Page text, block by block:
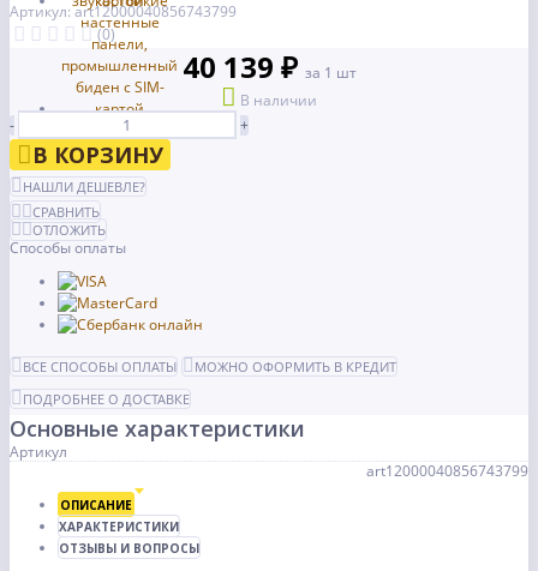
Артикул: art12000040856743799
(0)
40 139 ₽ за 1 шт
В наличии
-
+
В КОРЗИНУ
НАШЛИ ДЕШЕВЛЕ?
СРАВНИТЬ
ОТЛОЖИТЬ
Способы оплаты
ВСЕ СПОСОБЫ ОПЛАТЫ
МОЖНО ОФОРМИТЬ В КРЕДИТ
ПОДРОБНЕЕ О ДОСТАВКЕ
Основные характеристики
Артикул
art12000040856743799
ОПИСАНИЕ
ХАРАКТЕРИСТИКИ
ОТЗЫВЫ И ВОПРОСЫ